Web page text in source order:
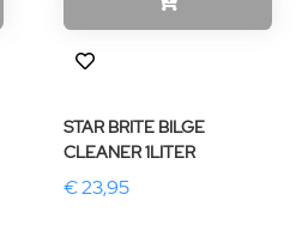
STAR BRITE BILGE
CLEANER 1LITER
€ 23,95